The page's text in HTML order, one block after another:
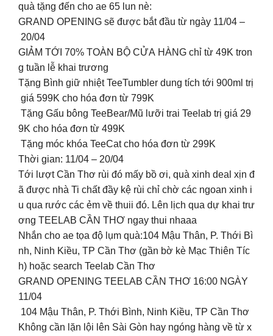
quà tặng đến cho ae 65 lun nè:
GRAND OPENING sẽ được bắt đầu từ ngày 11/04 –
20/04
GIẢM TỚI 70% TOÀN BỘ CỬA HÀNG chỉ từ 49K tron
g tuần lễ khai trương
Tặng Bình giữ nhiệt TeeTumbler dung tích tới 900ml trị
giá 599K cho hóa đơn từ 799K
Tặng Gấu bông TeeBear/Mũ lưỡi trai Teelab trị giá 29
9K cho hóa đơn từ 499K
Tặng móc khóa TeeCat cho hóa đơn từ 299K
Thời gian: 11/04 – 20/04
Tới lượt Cần Thơ rùi đó mấy bồ ơi, quà xinh deal xịn đ
ã được nhà Ti chất đầy kệ rùi chỉ chờ các ngoan xinh i
u qua rước các ẻm về thuii đó. Lên lịch qua dự khai trư
ơng TEELAB CẦN THƠ ngay thui nhaaa
Nhắn cho ae tọa độ lụm quà:104 Mậu Thân, P. Thới Bì
nh, Ninh Kiều, TP Cần Thơ (gần bờ kè Mạc Thiên Tíc
h) hoặc search Teelab Cần Thơ
GRAND OPENING TEELAB CẦN THƠ 16:00 NGÀY
11/04
104 Mậu Thân, P. Thới Bình, Ninh Kiều, TP Cần Thơ
Không cần lặn lội lên Sài Gòn hay ngóng hàng về từ x